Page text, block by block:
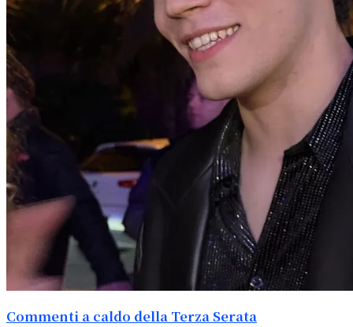
Commenti a caldo della Terza Serata